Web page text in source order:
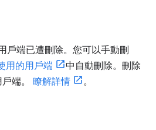
戶端已遭刪除。您可以手動刪
用的用戶端
中自動刪除。刪除
端。 瞭解詳情 。